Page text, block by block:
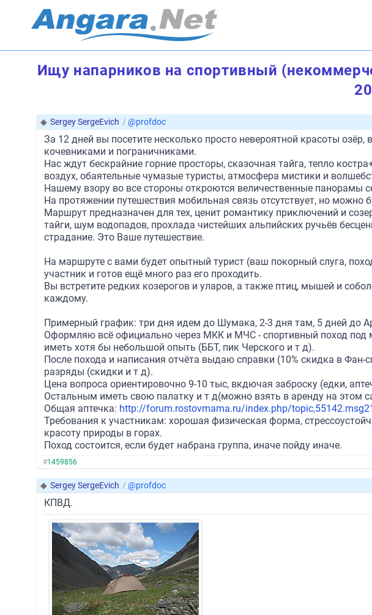
Ищу напарников на спортивный
◆ Sergey SergeEvich / @profdoc
За 12 дней вы посетите несколько просто невероятной красоты
кочевниками и пограничниками.
Нас ждут бескрайние горние просторы, сказочная тайга, тепло
воздух, обаятельные чумазые туристы, атмосфера мистики и
Нашему взору во все стороны откроются величественные панорамы
На протяжении путешествия мобильная связь отсутствует, но
Маршрут предназначен для тех, ценит романтику приключений и
тайги, шум водопадов, прохлада чистейших альпийских ручьёв
страдание. Это Ваше путешествие.
На маршруте с вами будет опытный турист (ваш покорный слуга,
участник и готов ещё много раз его проходить.
Вы встретите редких козерогов и уларов, а также птиц, мышей и
каждому.
Примерный график: три дня идем до Шумака, 2-3 дня там, 5 дней до
Оформляю всё официально через МКК и МЧС - спортивный поход
иметь хотя бы небольшой опыть (ББТ, пик Черского и т д).
После похода и написания отчёта выдаю справки (10% скидка в
разряды (скидки и т д).
Цена вопроса ориентировочно 9-10 тыс, вкдючая заброску (едки,
Остальным иметь свою палатку и т д(можно взять в аренду на этом
Общая аптечка: http://forum.rostovmama.ru/index.php/
Требования к участникам: хорошая физическая форма,
красоту природы в горах.
Поход состоится, если будет набрана группа, иначе пойду иначе.
#1459856
◆ Sergey SergeEvich / @profdoc
КПВД.